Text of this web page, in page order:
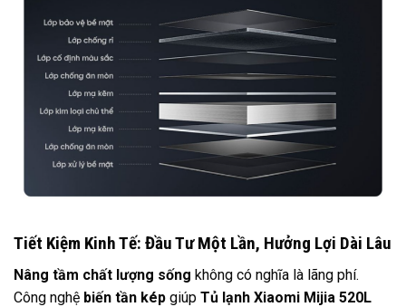
Tiết Kiệm Kinh Tế: Đầu Tư Một Lần, Hưởng Lợi Dài Lâu
Nâng tầm chất lượng sống không có nghĩa là lãng phí.
Công nghệ biến tần kép giúp Tủ lạnh Xiaomi Mijia 520L